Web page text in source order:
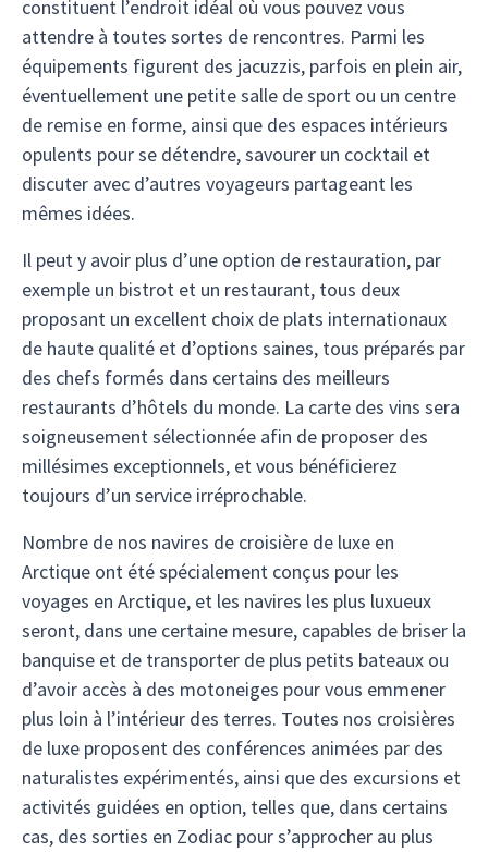
constituent l’endroit idéal où vous pouvez vous
attendre à toutes sortes de rencontres. Parmi les
équipements figurent des jacuzzis, parfois en plein air,
éventuellement une petite salle de sport ou un centre
de remise en forme, ainsi que des espaces intérieurs
opulents pour se détendre, savourer un cocktail et
discuter avec d’autres voyageurs partageant les
mêmes idées.
Il peut y avoir plus d’une option de restauration, par
exemple un bistrot et un restaurant, tous deux
proposant un excellent choix de plats internationaux
de haute qualité et d’options saines, tous préparés par
des chefs formés dans certains des meilleurs
restaurants d’hôtels du monde. La carte des vins sera
soigneusement sélectionnée afin de proposer des
millésimes exceptionnels, et vous bénéficierez
toujours d’un service irréprochable.
Nombre de nos navires de croisière de luxe en
Arctique ont été spécialement conçus pour les
voyages en Arctique, et les navires les plus luxueux
seront, dans une certaine mesure, capables de briser la
banquise et de transporter de plus petits bateaux ou
d’avoir accès à des motoneiges pour vous emmener
plus loin à l’intérieur des terres. Toutes nos croisières
de luxe proposent des conférences animées par des
naturalistes expérimentés, ainsi que des excursions et
activités guidées en option, telles que, dans certains
cas, des sorties en Zodiac pour s’approcher au plus